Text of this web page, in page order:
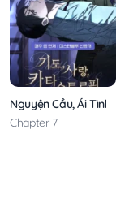
Nguyện Cầu, Ái Tình,
Chapter 7